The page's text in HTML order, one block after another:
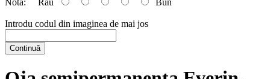
Introdu codul din imaginea de mai jos
Continuă